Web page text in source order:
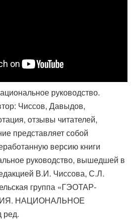
руководство.
Чиссов, Давыдов,
отзывы читателей,
представляет собой
версию книги
руководство, вышедшей в
В.И. Чиссова, С.Л.
группа «​ГЭОТАР-
НАЦИОНАЛЬНОЕ